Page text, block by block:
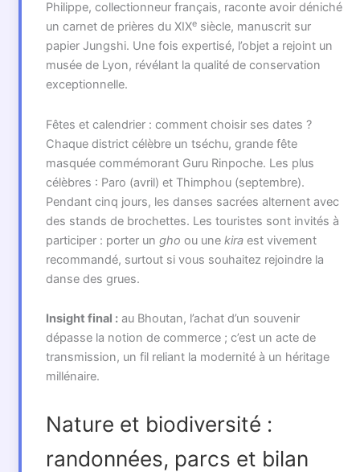
Philippe, collectionneur français, raconte avoir déniché
un carnet de prières du XIXesiècle, manuscrit sur
papier Jungshi. Une fois expertisé, l’objet a rejoint un
musée de Lyon, révélant la qualité de conservation
exceptionnelle.
Fêtes et calendrier : comment choisir ses dates ?
Chaque district célèbre un tséchu, grande fête
masquée commémorant Guru Rinpoche. Les plus
célèbres : Paro (avril) et Thimphou (septembre).
Pendant cinq jours, les danses sacrées alternent avec
des stands de brochettes. Les touristes sont invités à
participer : porter un gho ou une kiraest vivement
recommandé, surtout si vous souhaitez rejoindre la
danse des grues.
Insight final :au Bhoutan, l’achat d’un souvenir
dépasse la notion de commerce ; c’est un acte de
transmission, un fil reliant la modernité à un héritage
millénaire.
Nature et biodiversité :
randonnées, parcs et bilan